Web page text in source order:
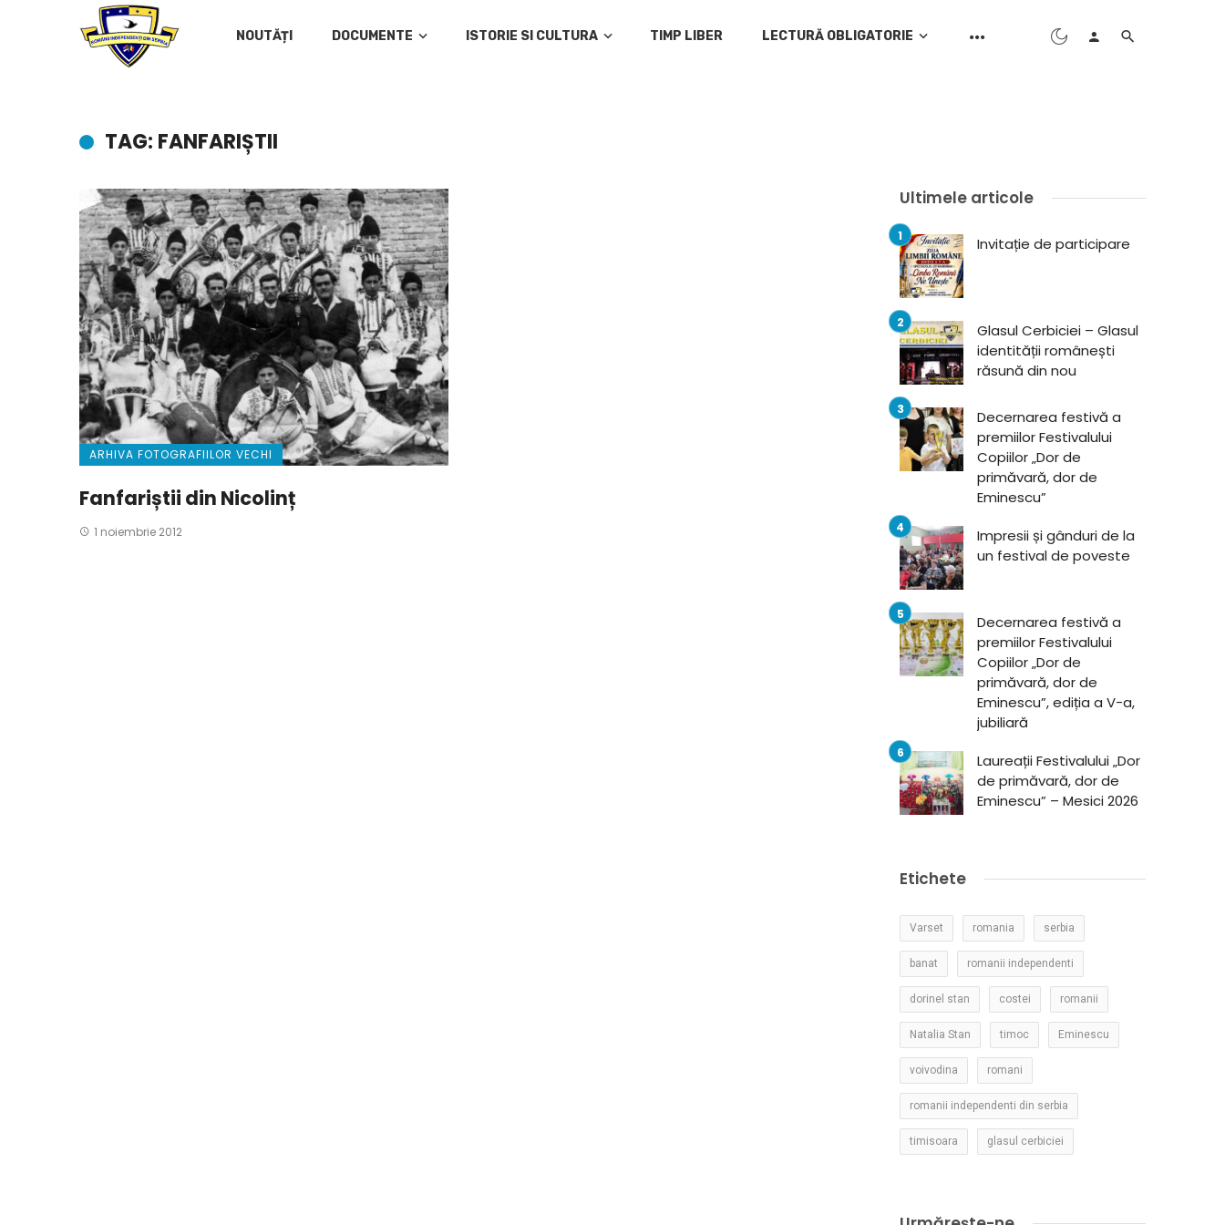
NOUTĂȚI DOCUMENTE ISTORIE SI CULTURA TIMP LIBER LECTURĂ OBLIGATORIE
TAG: FANFARIȘTII
ARHIVA FOTOGRAFIILOR VECHI
Fanfariștii din Nicolinț
1 noiembrie 2012
Ultimele articole
Invitație de participare
Glasul Cerbiciei – Glasul
identității românești
răsună din nou
Decernarea festivă a
premiilor Festivalului
Copiilor „Dor de
primăvară, dor de
Eminescu”
Impresii și gânduri de la
un festival de poveste
Decernarea festivă a
premiilor Festivalului
Copiilor „Dor de
primăvară, dor de
Eminescu”, ediția a V-a,
jubiliară
Laureații Festivalului „Dor
de primăvară, dor de
Eminescu” – Mesici 2026
Etichete
Varset romania serbia
banat romanii independenti
dorinel stan costei romanii
Natalia Stan timoc Eminescu
voivodina romani
romanii independenti din serbia
timisoara glasul cerbiciei